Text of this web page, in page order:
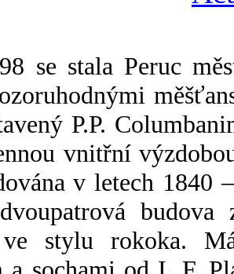
se stala Peruc
P.P.
vnitřní
v letech 1840
ve stylu rokoka.